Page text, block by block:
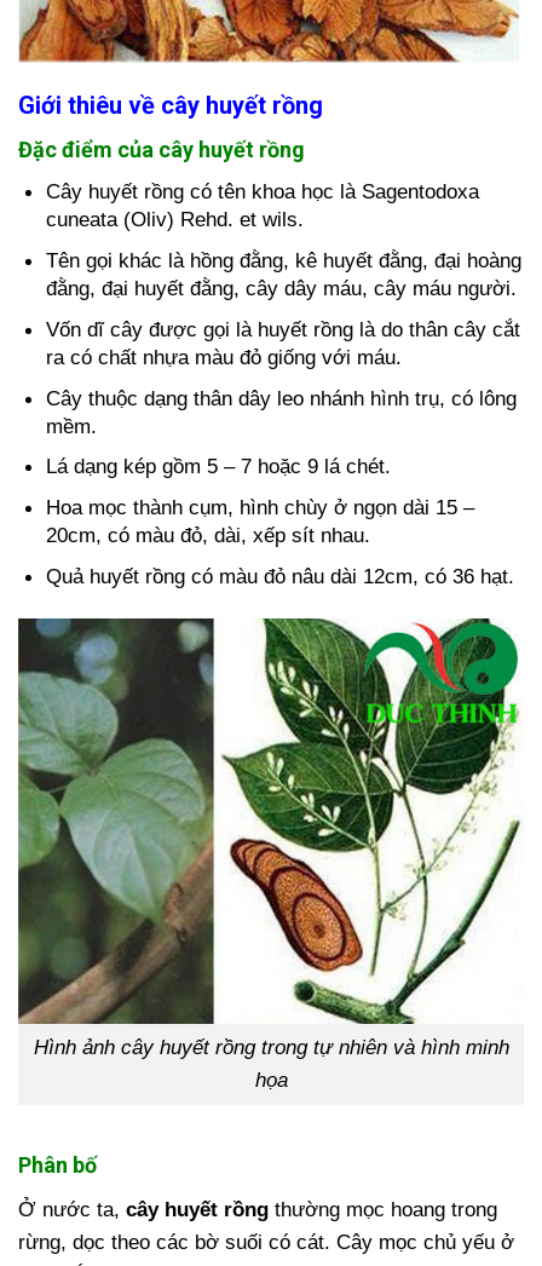
Giới thiêu về cây huyết rồng
Đặc điểm của cây huyết rồng
Cây huyết rồng có tên khoa học là Sagentodoxa
cuneata (Oliv) Rehd. et wils.
Tên gọi khác là hồng đằng, kê huyết đằng, đại hoàng
đằng, đại huyết đằng, cây dây máu, cây máu người.
Vốn dĩ cây được gọi là huyết rồng là do thân cây cắt
ra có chất nhựa màu đỏ giống với máu.
Cây thuộc dạng thân dây leo nhánh hình trụ, có lông
mềm.
Lá dạng kép gồm 5 – 7 hoặc 9 lá chét.
Hoa mọc thành cụm, hình chùy ở ngọn dài 15 –
20cm, có màu đỏ, dài, xếp sít nhau.
Quả huyết rồng có màu đỏ nâu dài 12cm, có 36 hạt.
Hình ảnh cây huyết rồng trong tự nhiên và hình minh
họa
Phân bố
Ở nước ta, cây huyết rồng thường mọc hoang trong
rừng, dọc theo các bờ suối có cát. Cây mọc chủ yếu ở